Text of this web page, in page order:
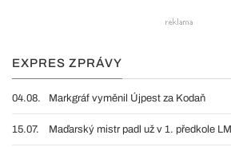
EXPRES ZPRÁVY
04.08. Markgráf vyměnil Újpest za Kodaň
15.07. Maďarský mistr padl už v 1. předkole LM